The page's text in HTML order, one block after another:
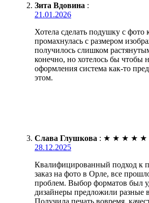
Зита Вдовина :
21.01.2026
Хотела сделать подушку с фото
промахнулась с размером
получилось слишком
конечно, но хотелось бы чтобы
оформления система как-то
этом.
Слава Глушкова : ★ ★ ★ ★ ★
28.12.2025
Квалифицированный подход к
заказ на фото в Орле, все
проблем. Выбор форматов был
дизайнеры предложили разные
Получила печать вовремя,